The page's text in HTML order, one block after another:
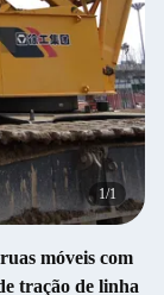
1/1
móveis com
tração de linha